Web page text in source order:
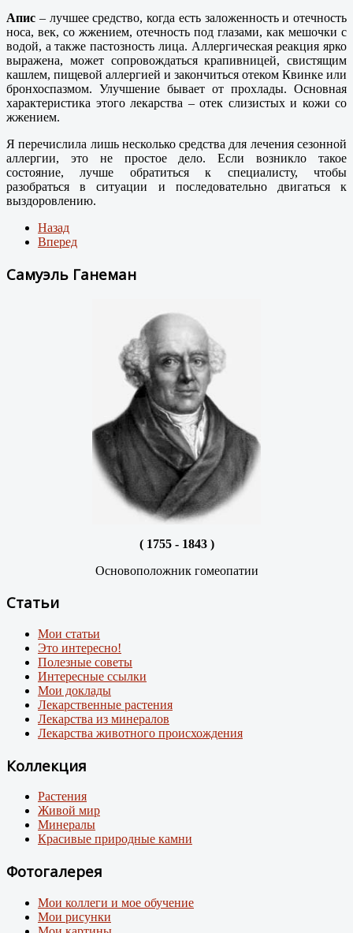
Апис – лучшее средство, когда есть заложенность и отечность
носа, век, со жжением, отечность под глазами, как мешочки с
водой, а также пастозность лица. Аллергическая реакция ярко
выражена, может сопровождаться крапивницей, свистящим
кашлем, пищевой аллергией и закончиться отеком Квинке или
бронхоспазмом. Улучшение бывает от прохлады. Основная
характеристика этого лекарства – отек слизистых и кожи со
жжением.
Я перечислила лишь несколько средства для лечения сезонной
аллергии, это не простое дело. Если возникло такое
состояние, лучше обратиться к специалисту, чтобы
разобраться в ситуации и последовательно двигаться к
выздоровлению.
Назад
Вперед
Самуэль Ганеман
( 1755 - 1843 )
Основоположник гомеопатии
Статьи
Мои статьи
Это интересно!
Полезные советы
Интересные ссылки
Мои доклады
Лекарственные растения
Лекарства из минералов
Лекарства животного происхождения
Коллекция
Растения
Живой мир
Минералы
Красивые природные камни
Фотогалерея
Мои коллеги и мое обучение
Мои рисунки